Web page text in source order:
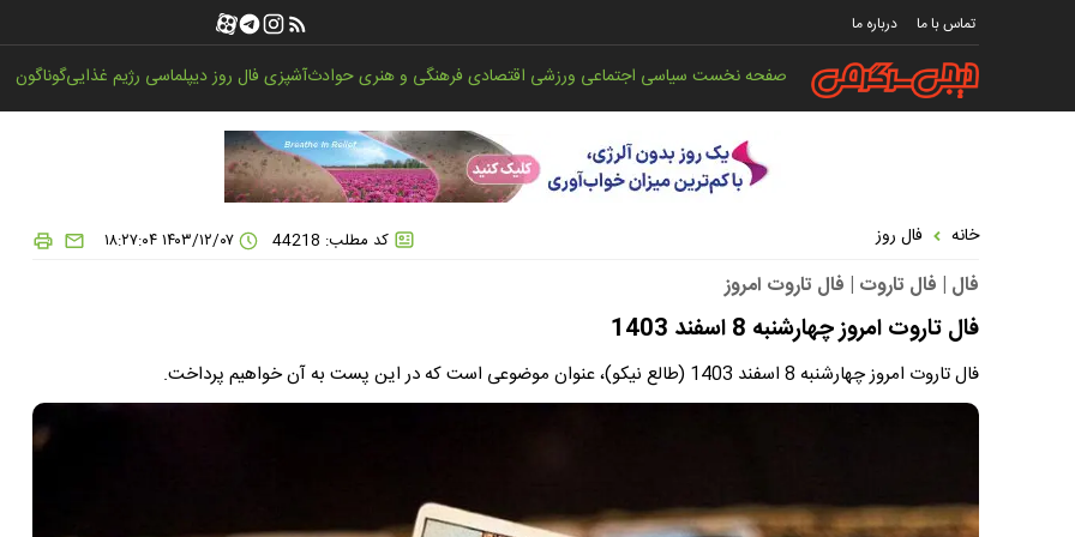
تماس با ما درباره ما
صفحه نخستسیاسی اجتماعی ورزشی اقتصادیفرهنگی و هنریحوادثآشپزیفال روزدیپلماسی رژیم غذاییگوناگون
خانه فال روز کد مطلب: 44218 ۱۴۰۳/۱۲/۰۷ ۱۸:۲۷:۰۴
فال | فال تاروت | فال تاروت امروز
فال تاروت امروز چهارشنبه 8 اسفند 1403
فال تاروت امروز چهارشنبه 8 اسفند 1403 (طالع نیکو)، عنوان موضوعی است که در این پست به آن خواهیم پرداخت.